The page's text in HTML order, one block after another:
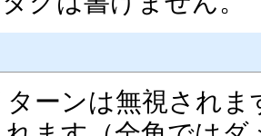
ーンは無視され